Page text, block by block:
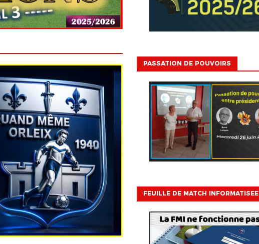
PASSATION DE POUVOIRS
FEUILLE DE MATCH INFORMATISEE